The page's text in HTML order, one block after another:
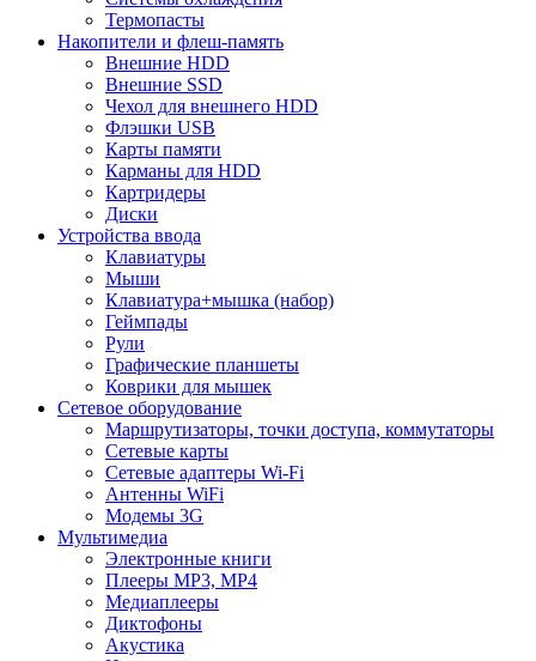
Термопасты
Накопители и флеш-память
Внешние HDD
Внешние SSD
Чехол для внешнего HDD
Флэшки USB
Карты памяти
Карманы для HDD
Картридеры
Диски
Устройства ввода
Клавиатуры
Мыши
Клавиатура+мышка (набор)
Геймпады
Рули
Графические планшеты
Коврики для мышек
Сетевое оборудование
Маршрутизаторы, точки доступа, коммутаторы
Сетевые карты
Сетевые адаптеры Wi-Fi
Антенны WiFi
Модемы 3G
Мультимедиа
Электронные книги
Плееры MP3, MP4
Медиаплееры
Диктофоны
Акустика